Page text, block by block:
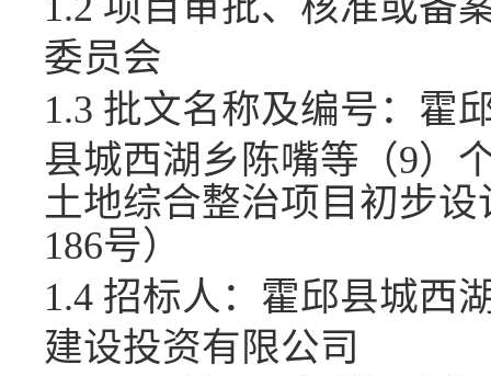
委员会
1.3 批文名称及编号： 霍
县城西湖乡陈嘴等（9）
土地综合整治项目初步
186号）
1.4 招标人： 霍邱县城西
建设投资有限公司